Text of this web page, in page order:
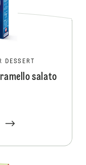
DESSERT
salato